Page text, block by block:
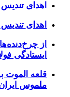
اهدای
اهدای
ایستادگی
قلعه الموت
ملموس